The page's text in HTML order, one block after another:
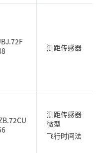
测距传感器
测距传感器
微型
飞行时间法